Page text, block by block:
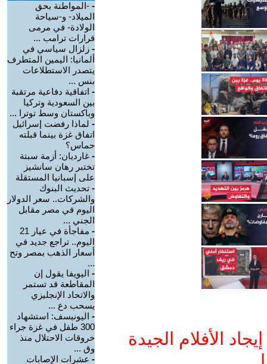
الأفلام الجيدة
- -المواطنة بحق
الميلاد- و-سياحة
الولادة- في مرمى
قرارات ترامب ...
- زلزال سياسي في
ألمانيا: اليمين المتطرف
يتصدر الاستطلاعات
بنس ...
- اتفاقية دفاعية مرتقبة
بين السعودية وتركيا
وباكستان وسط توترا ...
- لماذا رفضت إسرائيل
اتفاق غزة بينما قبلته
حماس؟
- غارديان: أزمة سبتة
تختبر رهان سانشيز
على إسبانيا المستقلة
- تحديث البنوك
والشركات.. سعر الدولار
اليوم في مصر مقابل
الجني ...
-
مفاجأة في عيار 21
اليوم.. تراجع جديد في
أسعار الذهب بمصر وتح
...
- اليويفا يقول إن
المقاطعة قد تستمر
والاتحاد الإنجليزي
يسحب دع ...
- اليونيسف: استشهاد
300 طفل في غزة جراء
خروقات الاحتلال منذ
وق ...
- عشرات الإصابات